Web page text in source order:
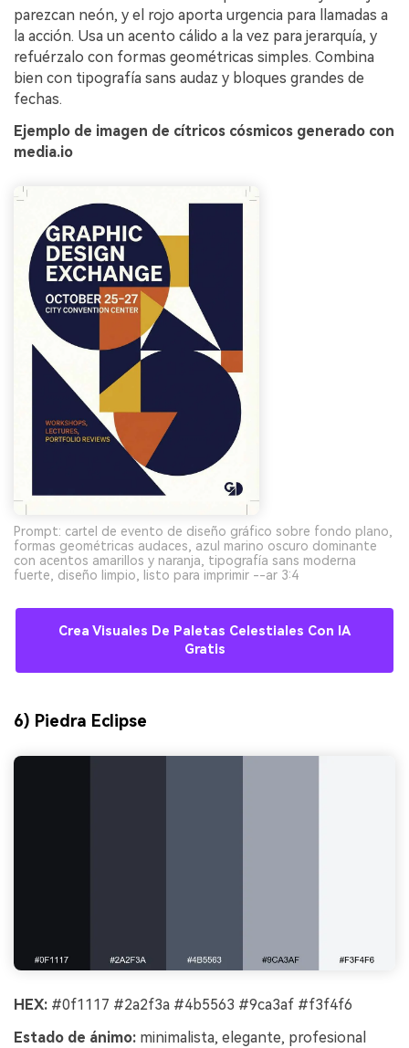
parezcan neón, y el rojo aporta urgencia para llamadas a
la acción. Usa un acento cálido a la vez para jerarquía, y
refuérzalo con formas geométricas simples. Combina
bien con tipografía sans audaz y bloques grandes de
fechas.
Ejemplo de imagen de cítricos cósmicos generado con
media.io
Prompt: cartel de evento de diseño gráfico sobre fondo plano,
formas geométricas audaces, azul marino oscuro dominante
con acentos amarillos y naranja, tipografía sans moderna
fuerte, diseño limpio, listo para imprimir --ar 3:4
Crea Visuales De Paletas Celestiales Con IA
Gratis
6) Piedra Eclipse
HEX: #0f1117 #2a2f3a #4b5563 #9ca3af #f3f4f6
Estado de ánimo: minimalista, elegante, profesional